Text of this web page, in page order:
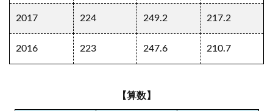
2017 224 249.2 217.2
2016 223 247.6 210.7
【算数】